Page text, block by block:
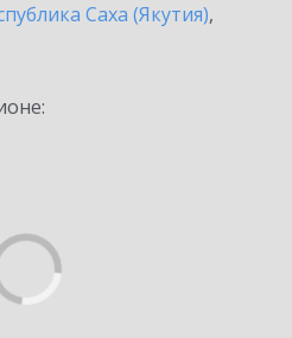
Саха (Якутия),